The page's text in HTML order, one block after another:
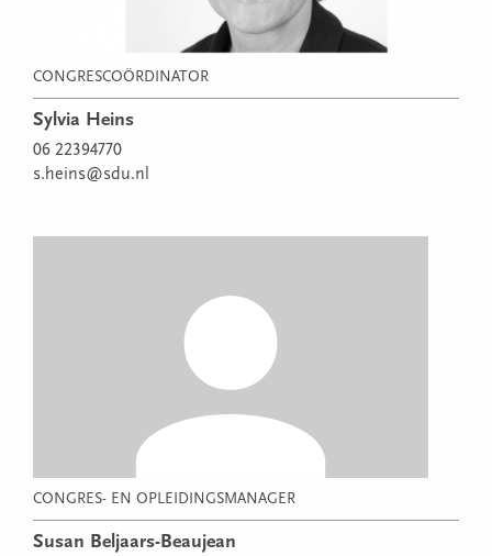
CONGRESCOÖRDINATOR
Sylvia Heins
06 22394770
s.heins@sdu.nl
CONGRES- EN OPLEIDINGSMANAGER
Susan Beljaars-Beaujean